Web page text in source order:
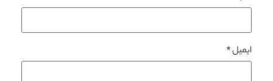
ایمیل*